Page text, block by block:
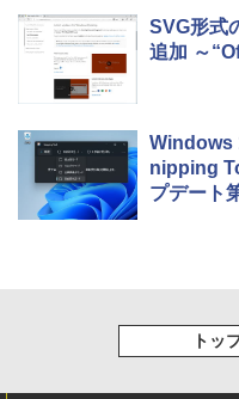
SVG形式
追加 ～
Windows
nipping
プデート
トッ